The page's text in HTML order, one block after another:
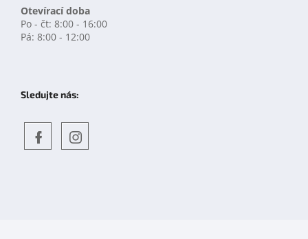
Otevírací doba
Po - čt: 8:00 - 16:00
Pá: 8:00 - 12:00
Sledujte nás: